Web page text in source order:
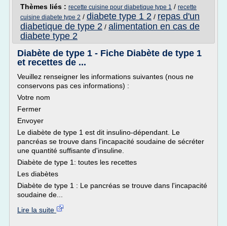
Thèmes liés : recette cuisine pour diabetique type 1 / recette
cuisine diabete type 2 / diabete type 1 2 / repas d'un
diabetique de type 2 / alimentation en cas de
diabete type 2
Diabète de type 1 - Fiche Diabète de type 1
et recettes de ...
Veuillez renseigner les informations suivantes (nous ne
conservons pas ces informations) :
Votre nom
Fermer
Envoyer
Le diabète de type 1 est dit insulino-dépendant. Le
pancréas se trouve dans l'incapacité soudaine de sécréter
une quantité suffisante d'insuline.
Diabète de type 1: toutes les recettes
Les diabètes
Diabète de type 1 : Le pancréas se trouve dans l'incapacité
soudaine de...
Lire la suite